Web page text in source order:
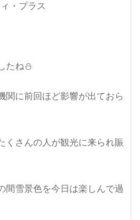
・プラス
たね⛄
に前回ほど影響が出ておら
くさんの人が観光に来られ賑
間雪景色を今日は楽しんで過